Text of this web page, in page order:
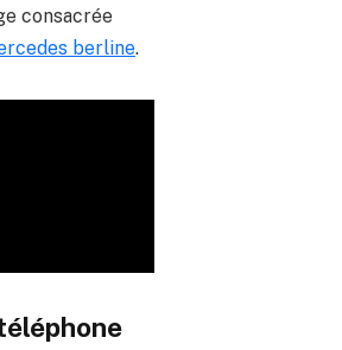
consacrée
berline.